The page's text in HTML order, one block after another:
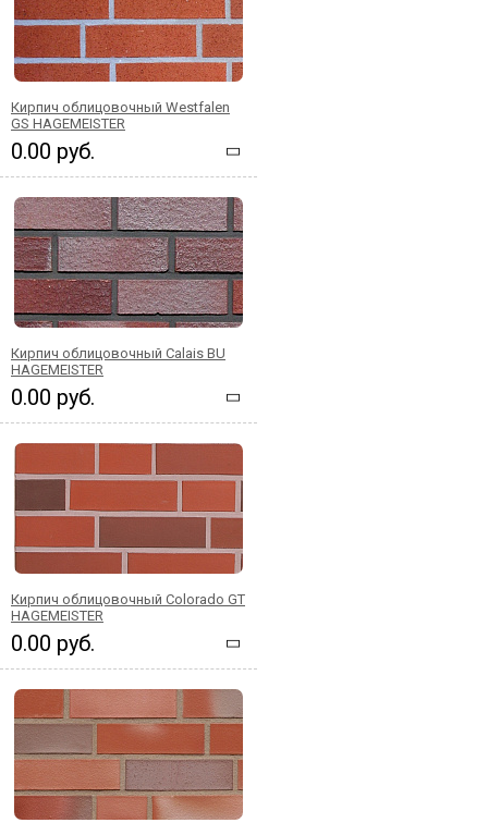
Кирпич облицовочный Westfalen
GS HAGEMEISTER
0.00 руб.
Кирпич облицовочный Calais BU
HAGEMEISTER
0.00 руб.
Кирпич облицовочный Colorado GT
HAGEMEISTER
0.00 руб.